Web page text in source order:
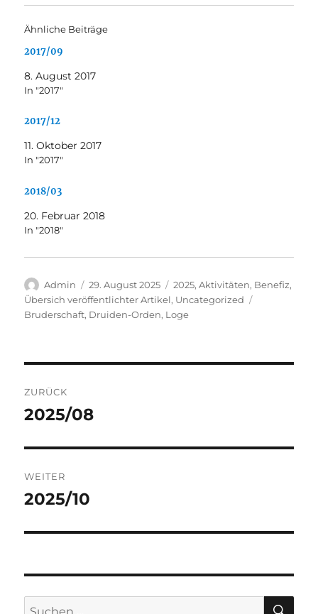
Ähnliche Beiträge
2017/09
8. August 2017
In "2017"
2017/12
11. Oktober 2017
In "2017"
2018/03
20. Februar 2018
In "2018"
Autor
Admin
Veröffentlicht
am
29. August 2025 Kategorien
2025,Aktivitäten, Benefiz,
Übersich veröffentlichter Artikel, Uncategorized
Bruderschaft, Druiden-Orden, Loge
ZURÜCK
Vorheriger
2025/08
WEITER
Nächster
2025/10
Suchen